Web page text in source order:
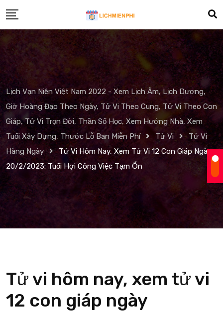
to
content
Lịch Vạn Niên Việt Nam 2022 - Xem Lịch Âm, Lịch Dương,
Giờ Hoàng Đạo Theo Ngày, Tử Vi Theo Cung, Tử Vi Theo Con
Giáp, Tử Vi Trọn Đời, Thần Số Học, Xem Hướng Nhà, Xem
Tuổi Xây Dựng, Thước Lỗ Ban Miễn Phí
Tử Vi
Tử Vi
Hàng Ngày
Tử Vi Hôm Nay, Xem Tử Vi 12 Con Giáp Ngày
20/2/2023: Tuổi Hợi Công Việc Tạm Ổn
Tử vi hôm nay, xem tử vi
12 con giáp ngày